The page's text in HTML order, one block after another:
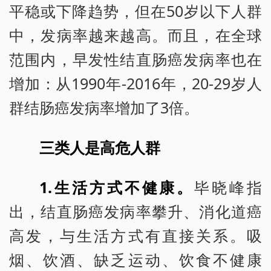
平稳或下降趋势，但在50岁以下人群
中，发病率越来越高。而且，在全球
范围内，早发性结直肠癌发病率也在
增加：从1990年-2016年，20-29岁人
群结肠癌发病率增加了3倍。
三类人是高危人群
1.生活方式不健康。毕晓峰指
出，结直肠癌发病率攀升、消化道癌
高发，与生活方式有直接关系。吸
烟、饮酒、缺乏运动、饮食不健康